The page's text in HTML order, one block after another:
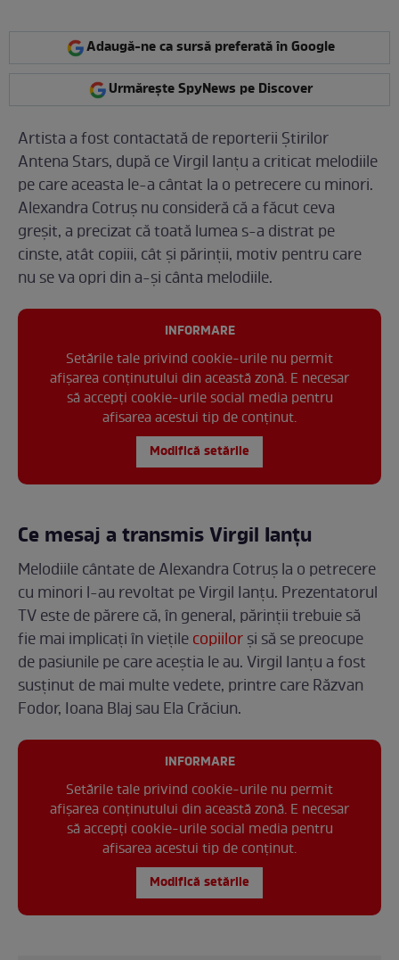
Adaugă-ne ca sursă preferată în Google
Urmărește SpyNews pe Discover
Artista a fost contactată de reporterii Știrilor
Antena Stars, după ce Virgil Ianțu a criticat melodiile
pe care aceasta le-a cântat la o petrecere cu minori.
Alexandra Cotruș nu consideră că a făcut ceva
greșit, a precizat că toată lumea s-a distrat pe
cinste, atât copiii, cât și părinții, motiv pentru care
nu se va opri din a-și cânta melodiile.
INFORMARE
Setările tale privind cookie-urile nu permit
afișarea conținutului din această zonă. E necesar
să accepți cookie-urile social media pentru
afisarea acestui tip de conținut.
Modifică setările
Ce mesaj a transmis Virgil Ianțu
Melodiile cântate de Alexandra Cotruș la o petrecere
cu minori l-au revoltat pe Virgil Ianțu. Prezentatorul
TV este de părere că, în general, părinții trebuie să
fie mai implicați în viețilecopiilorși să se preocupe
de pasiunile pe care aceștia le au. Virgil Ianțu a fost
susținut de mai multe vedete, printre care Răzvan
Fodor, Ioana Blaj sau Ela Crăciun.
INFORMARE
Setările tale privind cookie-urile nu permit
afișarea conținutului din această zonă. E necesar
să accepți cookie-urile social media pentru
afisarea acestui tip de conținut.
Modifică setările